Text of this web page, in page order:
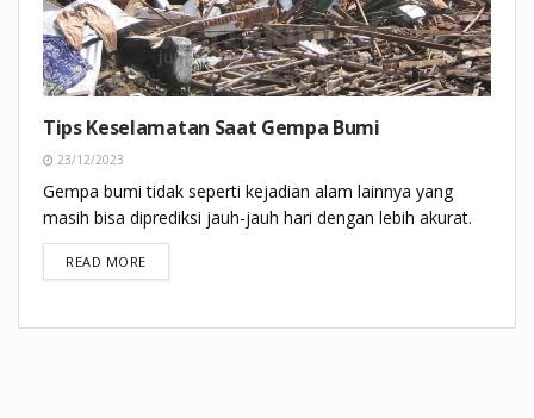
Tips Keselamatan Saat Gempa Bumi
23/12/2023
Gempa bumi tidak seperti kejadian alam lainnya yang
masih bisa diprediksi jauh-jauh hari dengan lebih akurat.
READ MOREDETAILS